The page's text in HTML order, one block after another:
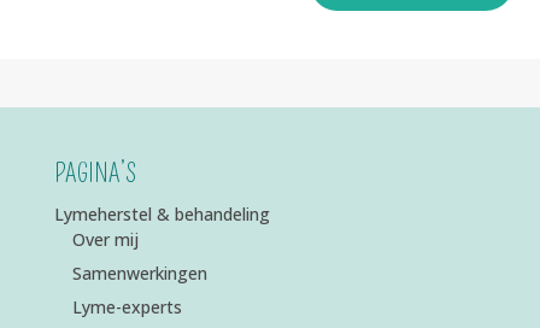
PAGINA’S
Lymeherstel & behandeling
Over mij
Samenwerkingen
Lyme-experts